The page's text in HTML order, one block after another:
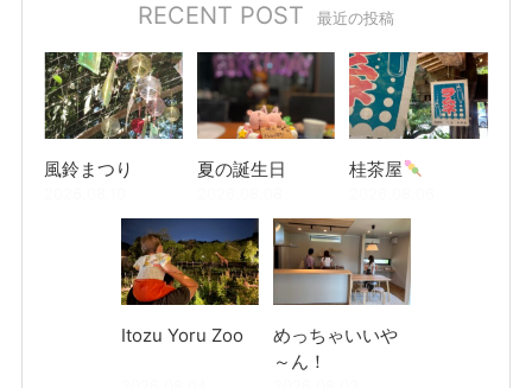
シ
ョ
ン
RECENT POST 最近の投稿
風鈴まつり 夏の誕生日 桂茶屋
Itozu Yoru Zoo
めっちゃいいや
～ん！